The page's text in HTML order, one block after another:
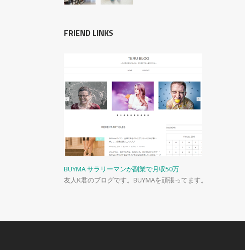
FRIEND LINKS
BUYMA サラリーマンが副業で月収50万
友人K君のブログです。BUYMAを頑張ってます。